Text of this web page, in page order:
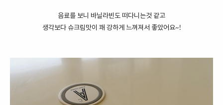
음료를 보니 바닐라빈도 떠다니는것 같고
생각보다 슈크림맛이 꽤 강하게 느껴져서 좋았어요~!